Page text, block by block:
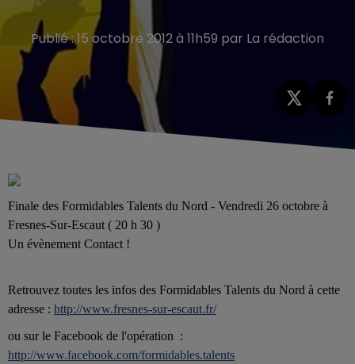
Publié : 15 octobre 2012 à 11h59 par La rédaction
Finale des Formidables Talents du Nord - Vendredi 26 octobre à
Fresnes-Sur-Escaut ( 20 h 30 )
Un évènement Contact !
Retrouvez toutes les infos des Formidables Talents du Nord à cette
adresse : http://www.fresnes-sur-escaut.fr/
ou sur le Facebook de l'opération :
http://www.facebook.com/formidables.talents